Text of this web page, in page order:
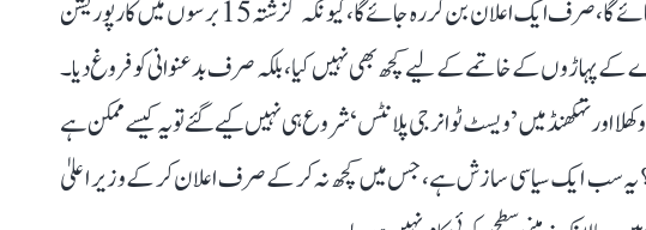
دسمبر 2026 تک ان کو مکمل طور پر ہٹا دیا جائے گا، صرف ایک اعلان بن کر رہ جائے گا، کیونکہ گزشتہ 15 برسوں میں کارپوریشن
پہاڑوں کے خاتمے کے لیے کچھ بھی نہیں کیا، بلکہ صرف بدعنوانی کو فروغ دیا۔
اور تہکھنڈ میں ’ویسٹ ٹو انرجی پلانٹس‘ شروع ہی نہیں کیے گئے تو یہ کیسے ممکن ہے
یہ سب ایک سیاسی سازش ہے، جس میں کچھ نہ کر کے صرف اعلان کر کے وزیر اعلیٰ